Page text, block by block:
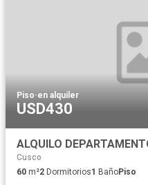
Piso·en alquiler
USD430
Cusco
60 m²2 Dormitorios1 BañoPiso